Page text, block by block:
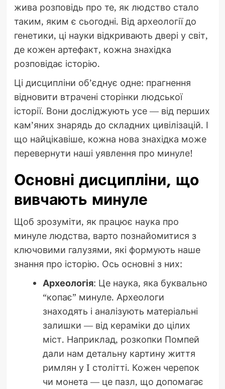
жива розповідь про те, як людство стало
таким, яким є сьогодні. Від археології до
генетики, ці науки відкривають двері у світ,
де кожен артефакт, кожна знахідка
розповідає історію.
Ці дисципліни об’єднує одне: прагнення
відновити втрачені сторінки людської
історії. Вони досліджують усе — від перших
кам’яних знарядь до складних цивілізацій. І
що найцікавіше, кожна нова знахідка може
перевернути наші уявлення про минуле!
Основні дисципліни, що
вивчають минуле
Щоб зрозуміти, як працює наука про
минуле людства, варто познайомитися з
ключовими галузями, які формують наше
знання про історію. Ось основні з них:
Археологія: Це наука, яка буквально
“копає” минуле. Археологи
знаходять і аналізують матеріальні
залишки — від кераміки до цілих
міст. Наприклад, розкопки Помпей
дали нам детальну картину життя
римлян у I столітті. Кожен черепок
чи монета — це пазл, що допомагає